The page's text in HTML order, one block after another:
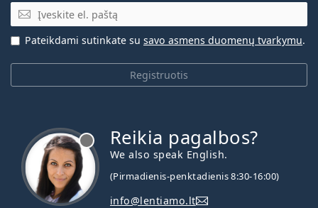
El. pašto adresas
Registruotis
Pateikdami sutinkate su savo asmens duomenų tvarkymu.
Reikia pagalbos?
We also speak English.
(Pirmadienis-penktadienis 8:30-16:00)
info@lentiamo.lt